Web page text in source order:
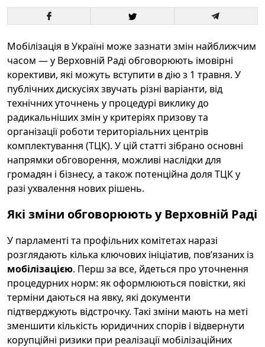
Мобілізація в Україні може зазнати змін найближчим
часом — у Верховній Раді обговорюють імовірні
корективи, які можуть вступити в дію з 1 травня. У
публічних дискусіях звучать різні варіанти, від
технічних уточнень у процедурі виклику до
радикальніших змін у критеріях призову та
організації роботи територіальних центрів
комплектування (ТЦК). У цій статті зібрано основні
напрямки обговорення, можливі наслідки для
громадян і бізнесу, а також потенційна доля ТЦК у
разі ухвалення нових рішень.
Які зміни обговорюють у Верховній Раді
У парламенті та профільних комітетах наразі
розглядають кілька ключових ініціатив, пов’язаних із
мобілізацією. Перш за все, йдеться про уточнення
процедурних норм: як оформлюються повістки, які
терміни даються на явку, які документи
підтверджують відстрочку. Такі зміни мають на меті
зменшити кількість юридичних спорів і відвернути
корупційні ризики при реалізації мобілізаційних